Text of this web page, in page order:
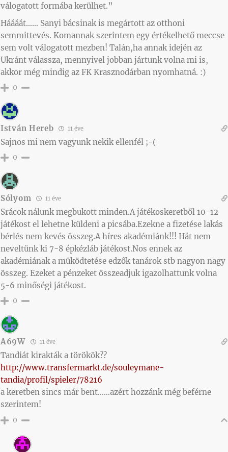
válogatott formába kerülhet.”
Háááát…… Sanyi bácsinak is megártott az otthoni
semmittevés. Komannak szerintem egy értékelhető meccse
sem volt válogatott mezben! Talán,ha annak idején az
Ukránt válassza, mennyivel jobban jártunk volna mi is,
akkor még mindig az FK Krasznodárban nyomhatná. :)
0
István Hereb 11 éve
Sajnos mi nem vagyunk nekik ellenfél ;-(
0
Sólyom 11 éve
Srácok nálunk megbukott minden.A játékoskeretből 10-12
játékost el lehetne küldeni a picsába.Ezekne a fizetése lakás
bérlés nem kevés összeg.A híres akadémiánk!!! Hát nem
neveltünk ki 7-8 épkézláb játékost.Nos ennek az
akadémiának a müködtetése edzők tanárok stb nagyon nagy
összeg. Ezeket a pénzeket összeadjuk igazolhattunk volna
5-6 minőségi játékost.
0
A69W 11 éve
Tandiát kirakták a törökök??
http://www.transfermarkt.de/souleymane-
tandia/profil/spieler/78216
a keretben sincs már bent……azért hozzánk még beférne
szerintem!
0